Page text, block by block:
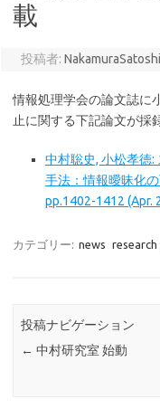
載
投稿者: NakamuraSatoshi
情報処理学会の論文誌に
止に関する下記論文が採
中村聡史, 小松孝徳
手法：情報曖昧化
pp.1402-1412 (Apr.
カテゴリー: news research
投稿ナビゲーション
← 中村研究室 始動